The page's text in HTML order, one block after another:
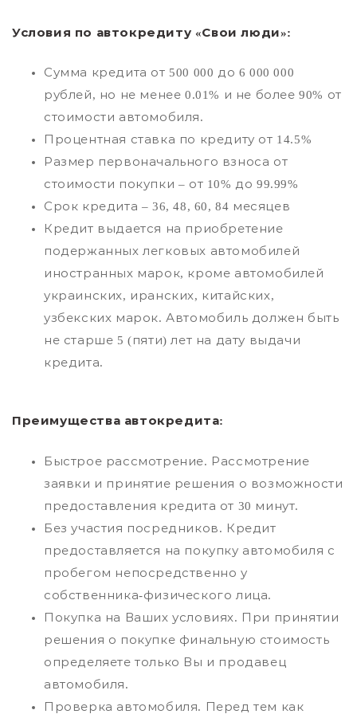
Условия по автокредиту «Свои люди»:
Сумма кредита от 500 000 до 6 000 000
рублей, но не менее 0.01% и не более 90% от
стоимости автомобиля.
Процентная ставка по кредиту от 14.5%
Размер первоначального взноса от
стоимости покупки – от 10% до 99.99%
Срок кредита – 36, 48, 60, 84 месяцев
Кредит выдается на приобретение
подержанных легковых автомобилей
иностранных марок, кроме автомобилей
украинских, иранских, китайских,
узбекских марок. Автомобиль должен быть
не старше 5 (пяти) лет на дату выдачи
кредита.
Преимущества автокредита:
Быстрое рассмотрение. Рассмотрение
заявки и принятие решения о возможности
предоставления кредита от 30 минут.
Без участия посредников. Кредит
предоставляется на покупку автомобиля с
пробегом непосредственно у
собственника-физического лица.
Покупка на Ваших условиях. При принятии
решения о покупке финальную стоимость
определяете только Вы и продавец
автомобиля.
Проверка автомобиля. Перед тем как